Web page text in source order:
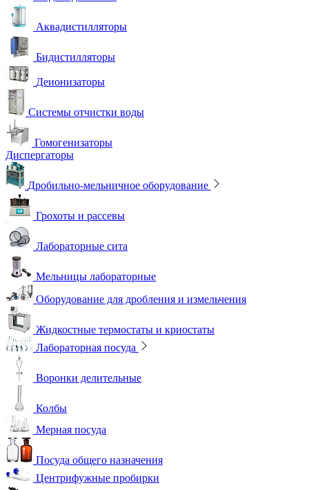
Аквадистилляторы
Бидистилляторы
Деионизаторы
Системы отчистки воды
Гомогенизаторы
Диспергаторы
Дробильно-мельничное оборудование
Грохоты и рассевы
Лабораторные сита
Мельницы лабораторные
Оборудование для дробления и измельчения
Жидкостные термостаты и криостаты
Лабораторная посуда
Воронки делительные
Колбы
Мерная посуда
Посуда общего назначения
Центрифужные пробирки